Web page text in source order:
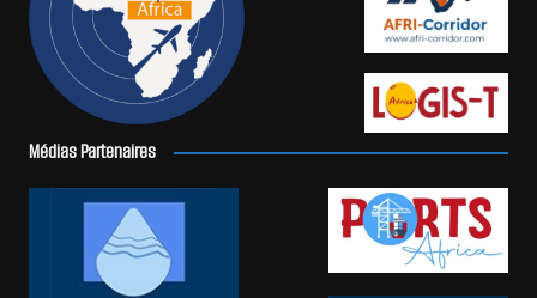
Médias Partenaires